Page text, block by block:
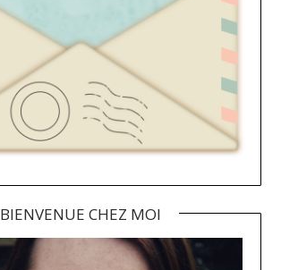
BIENVENUE CHEZ MOI